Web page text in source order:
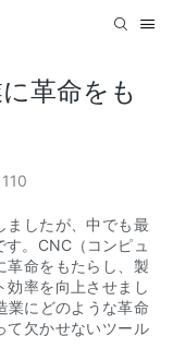
革命をも
110
ましたが、中でも最
。CNC（コンピュ
革命をもたらし、製
効率を向上させまし
業にどのような革命
て欠かせないツール